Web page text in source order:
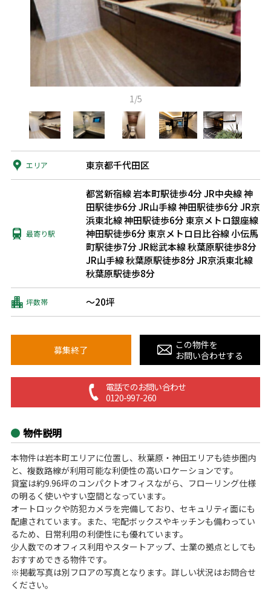
1/5
エリア 東京都千代田区
最寄り駅
都営新宿線 岩本町駅徒歩4分JR中央線 神
田駅徒歩6分JR山手線 神田駅徒歩6分JR京
浜東北線 神田駅徒歩6分東京メトロ銀座線
神田駅徒歩6分東京メトロ日比谷線 小伝馬
町駅徒歩7分JR総武本線 秋葉原駅徒歩8分
JR山手線 秋葉原駅徒歩8分JR京浜東北線
秋葉原駅徒歩8分
坪数帯 ～20坪
募集終了
この物件を
お問い合わせする
電話でのお問い合わせ
0120-997-260
物件説明
本物件は岩本町エリアに位置し、秋葉原・神田エリアも徒歩圏内
と、複数路線が利用可能な利便性の高いロケーションです。
貸室は約9.96坪のコンパクトオフィスながら、フローリング仕様
の明るく使いやすい空間となっています。
オートロックや防犯カメラを完備しており、セキュリティ面にも
配慮されています。また、宅配ボックスやキッチンも備わってい
るため、日常利用の利便性にも優れています。
少人数でのオフィス利用やスタートアップ、士業の拠点としても
おすすめできる物件です。
※掲載写真は別フロアの写真となります。詳しい状況はお問合せ
ください。